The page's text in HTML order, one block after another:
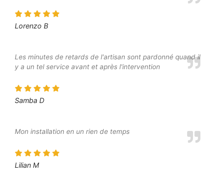
Lorenzo B
Les minutes de retards de l'artisan sont pardonné quand il
y a un tel service avant et après l'intervention
Samba D
Mon installation en un rien de temps
Lilian M